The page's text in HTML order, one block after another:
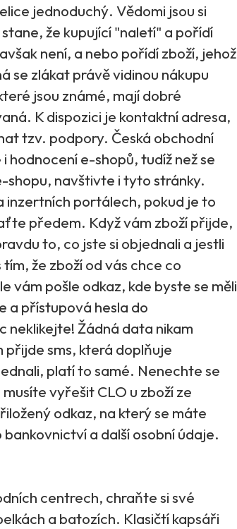
jednoduchý. Vědomi jsou si
že kupující "naletí" a pořídí
není, a nebo pořídí zboží, jehož
se zlákat právě vidinou nákupu
jsou známé, mají dobré
K dispozici je kontaktní adresa,
tzv. podpory. Česká obchodní
hodnocení e-shopů, tudíž než se
shopu, navštivte i tyto stránky.
inzertních portálech, pokud je to
předem. Když vám zboží přijde,
to, co jste si objednali a jestli
že zboží od vás chce co
vám pošle odkaz, kde byste se měli
a přístupová hesla do
neklikejte! Žádná data nikam
sms, která doplňuje
platí to samé. Nenechte se
vyřešit CLO u zboží ze
odkaz, na který se máte
a další osobní údaje.
centrech, chraňte si své
a batozích. Klasičtí kapsáři